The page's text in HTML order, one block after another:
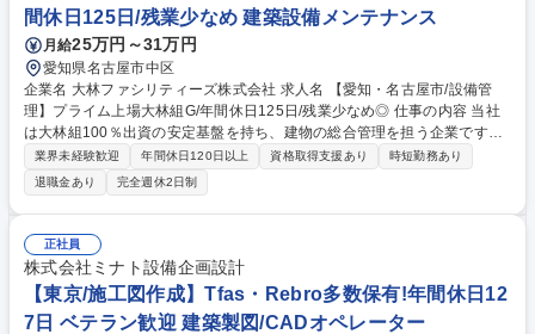
間休日125日/残業少なめ 建築設備メンテナンス
月給25万円～31万円
愛知県名古屋市中区
企業名 大林ファシリティーズ株式会社 求人名 【愛知・名古屋市/設備管
理】プライム上場大林組G/年間休日125日/残業少なめ◎ 仕事の内容 当社
は大林組100％出資の安定基盤を持ち、建物の総合管理を担う企業です。
設備管理の経験を活かし、弊社が管理しているオフィスビルや商業施設な
どの管理物件でご活躍いただきます 【業務内容詳細】 ・管理受託してい
る施設の設備維持保全業務。 ・電気設備、空調設備、給排水設備等の運転
監視・点検 ・施設内巡回、修繕業務、緊急トラブル対応、測定業務 募集
職種 【愛知・名古屋市/設備管理】プライム上場大林組G/年間休日125日/
残業少なめ◎
業界未経験歓迎 年間休日120日以上 資格取得支援あり
時短勤務あり
退職金あり
完全週休2日制
正社員
株式会社ミナト設備企画設計
【東京/施工図作成】Tfas・Rebro多数保有!年間休日12
7日 ベテラン歓迎 建築製図/CADオペレーター